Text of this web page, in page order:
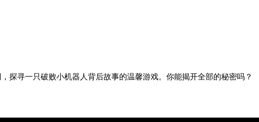
探寻一只破败小机器人背后故事的温馨游戏。你能揭开全部的秘密吗？